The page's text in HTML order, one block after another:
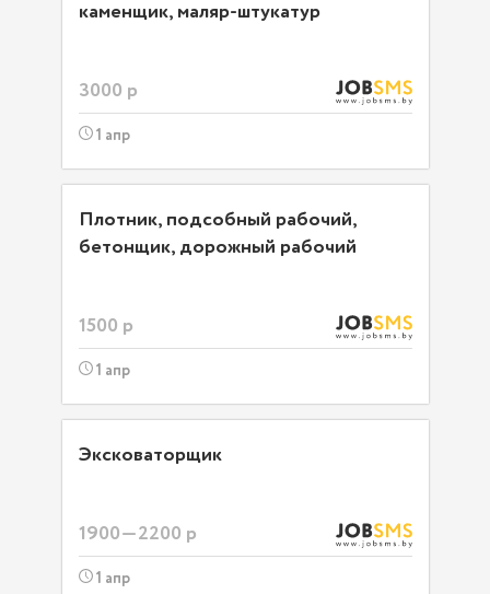
каменщик, маляр-штукатур
3000 р
1 апр
Плотник, подсобный рабочий,
бетонщик, дорожный рабочий
1500 р
1 апр
Эксковаторщик
1900—2200 р
1 апр